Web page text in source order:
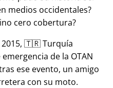
medios occidentales?
cero cobertura?
2015, 🇹🇷 Turquía
de la OTAN
ese evento, un amigo
con su moto.